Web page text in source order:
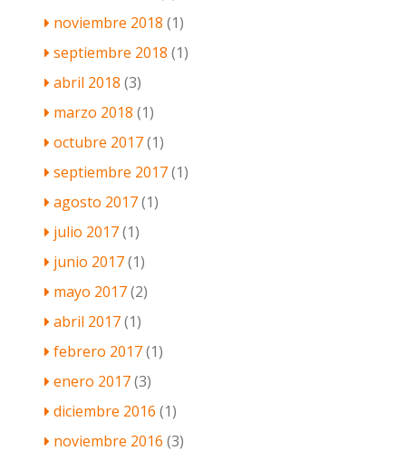
noviembre 2018 (1)
septiembre 2018 (1)
abril 2018 (3)
marzo 2018 (1)
octubre 2017(1)
septiembre 2017(1)
agosto 2017(1)
julio 2017(1)
junio 2017(1)
mayo 2017(2)
abril 2017(1)
febrero 2017(1)
enero 2017(3)
diciembre 2016 (1)
noviembre 2016 (3)